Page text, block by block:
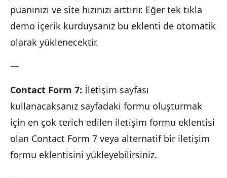
puanınızı ve site hızınızı arttırır. Eğer tek tıkla
demo içerik kurduysanız bu eklenti de otomatik
olarak yüklenecektir.
—
Contact Form 7: İletişim sayfası
kullanacaksanız sayfadaki formu oluşturmak
için en çok terich edilen iletişim formu eklentisi
olan Contact Form 7 veya alternatif bir iletişim
formu eklentisini yükleyebilirsiniz.